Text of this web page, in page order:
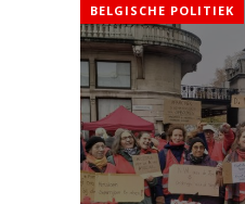
BELGISCHE POLITIEK